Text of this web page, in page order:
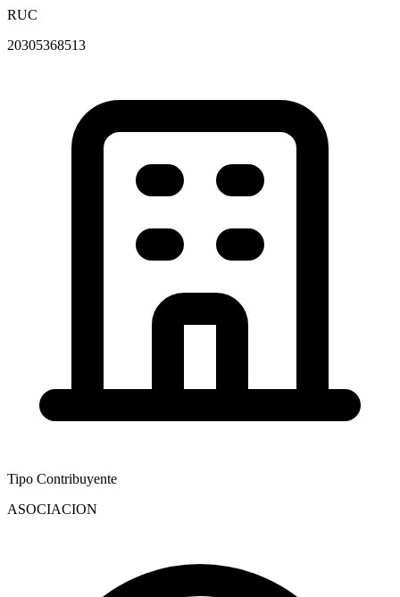
RUC
20305368513
Tipo Contribuyente
ASOCIACION